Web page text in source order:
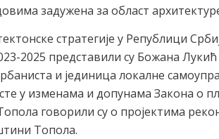
задужена за област
стратегије у Републици
2025 представили су Божана
и јединица локалне
у изменама и допунама Закона о
говорили су о пројектима
Топола.